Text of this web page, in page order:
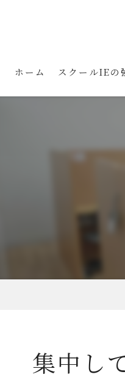
ホーム スクールIEの
集中し